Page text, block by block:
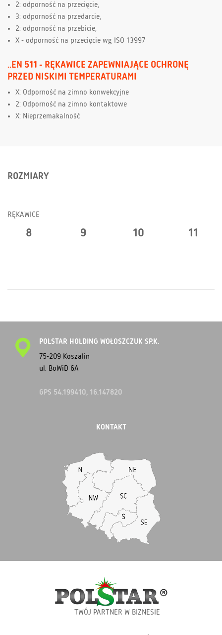
2: odporność na przecięcie,
3: odporność na przedarcie,
2: odporność na przebicie,
X - odporność na przecięcie wg ISO 13997
..EN 511 - RĘKAWICE ZAPEWNIAJĄCE OCHRONĘ
PRZED NISKIMI TEMPERATURAMI
X: Odporność na zimno konwekcyjne
2: Odporność na zimno kontaktowe
X: Nieprzemakalność
ROZMIARY
RĘKAWICE
8 9 10 11
POLSTAR HOLDING WOŁOSZCZUK SP.K.
75-209 Koszalin
ul. BoWiD 6A
GPS 54.199410, 16.147820
KONTAKT
TWÓJ PARTNER W BIZNESIE